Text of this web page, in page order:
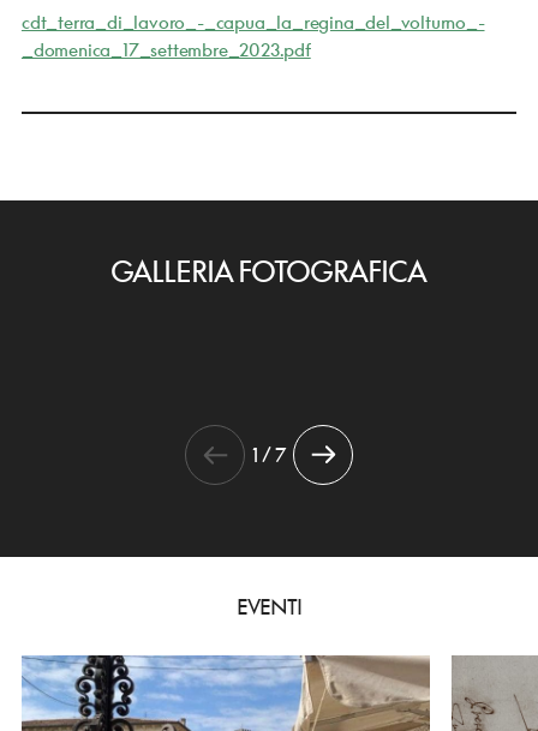
cdt_terra_di_lavoro_-_capua_la_regina_del_volturno_-
_domenica_17_settembre_2023.pdf
GALLERIA FOTOGRAFICA
1 / 7
EVENTI